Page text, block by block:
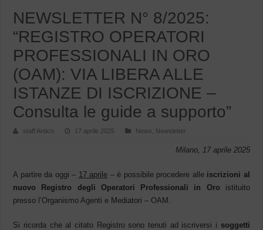
NEWSLETTER N° 8/2025:
“REGISTRO OPERATORI
PROFESSIONALI IN ORO
(OAM): VIA LIBERA ALLE
ISTANZE DI ISCRIZIONE –
Consulta le guide a supporto”
staff Antico 17 aprile 2025 News Newsletter
Milano, 17 aprile 2025
A partire da oggi – 17 aprile – è possibile procedere alle iscrizioni al
nuovo Registro degli Operatori Professionali in Oroistituito
presso l’Organismo Agenti e Mediatori – OAM.
Si ricorda che al citato Registro sono tenuti ad iscriversi i soggetti